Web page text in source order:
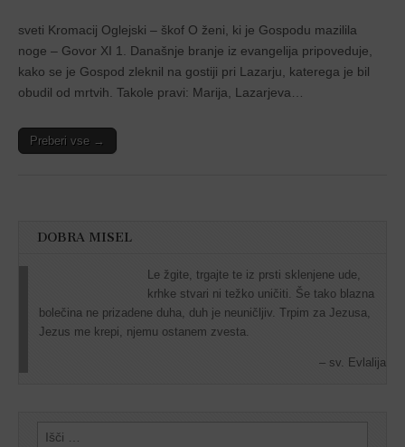
sveti Kromacij Oglejski – škof O ženi, ki je Gospodu mazilila
noge – Govor XI 1. Današnje branje iz evangelija pripoveduje,
kako se je Gospod zleknil na gostiji pri Lazarju, katerega je bil
obudil od mrtvih. Takole pravi: Marija, Lazarjeva…
Preberi vse →
DOBRA MISEL
Le žgite, trgajte te iz prsti sklenjene ude,
krhke stvari ni težko uničiti. Še tako blazna
bolečina ne prizadene duha, duh je neuničljiv. Trpim za Jezusa,
Jezus me krepi, njemu ostanem zvesta.
sv. Evlalija
Išči: